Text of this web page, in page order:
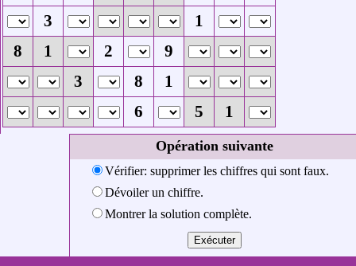
3
1
8
1 2
9
3
8
1
6
5 1
Opération suivante
Vérifier: supprimer les chiffres qui sont faux.
Dévoiler un chiffre.
Montrer la solution complète.